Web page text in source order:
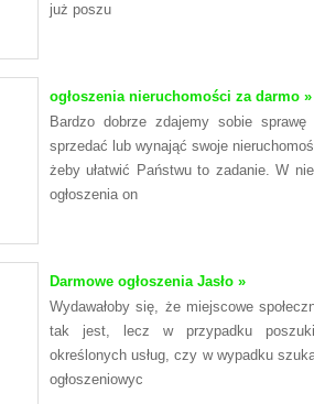
już poszu
ogłoszenia nieruchomości za darmo »
Bardzo dobrze zdajemy sobie
sprzedać lub wynająć swoje
żeby ułatwić Państwu to zadanie. W
ogłoszenia on
Darmowe ogłoszenia Jasło »
Wydawałoby się, że miejscowe
tak jest, lecz w przypadku
określonych usług, czy w wypadku
ogłoszeniowyc